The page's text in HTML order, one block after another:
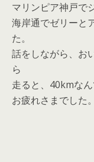
マリンピア神戸で
海岸通でゼリーと
た。
話をしながら、お
ら
走ると、40kmなん
お疲れさまでした。